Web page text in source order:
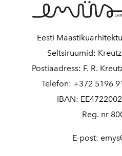
Eesti
Seltsiruumid:
Postiaadress: F. R.
Telefon: +372 5196
IBAN:
Reg. nr
E-post: